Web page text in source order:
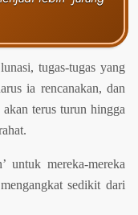
tugas-tugas yang
ia rencanakan, dan
terus turun hingga
untuk mereka-mereka
sedikit dari